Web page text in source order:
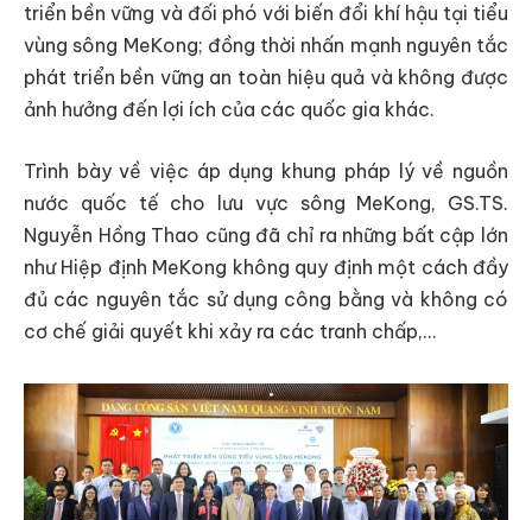
triển bền vững và đối phó với biến đổi khí hậu tại tiểu
vùng sông MeKong; đồng thời nhấn mạnh nguyên tắc
phát triển bền vững an toàn hiệu quả và không được
ảnh hưởng đến lợi ích của các quốc gia khác.
Trình bày về việc áp dụng khung pháp lý về nguồn
nước quốc tế cho lưu vực sông MeKong, GS.TS.
Nguyễn Hồng Thao cũng đã chỉ ra những bất cập lớn
như Hiệp định MeKong không quy định một cách đầy
đủ các nguyên tắc sử dụng công bằng và không có
cơ chế giải quyết khi xảy ra các tranh chấp,…